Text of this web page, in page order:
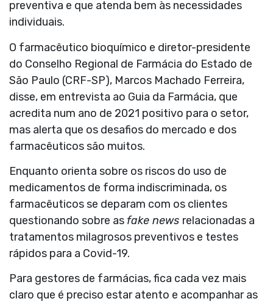
preventiva e que atenda bem às necessidades
individuais.
O farmacêutico bioquímico e diretor-presidente
do Conselho Regional de Farmácia do Estado de
São Paulo (CRF-SP), Marcos Machado Ferreira,
disse, em entrevista ao Guia da Farmácia, que
acredita num ano de 2021 positivo para o setor,
mas alerta que os desafios do mercado e dos
farmacêuticos são muitos.
Enquanto orienta sobre os riscos do uso de
medicamentos de forma indiscriminada, os
farmacêuticos se deparam com os clientes
questionando sobre as fake news relacionadas a
tratamentos milagrosos preventivos e testes
rápidos para a Covid-19.
Para gestores de farmácias, fica cada vez mais
claro que é preciso estar atento e acompanhar as